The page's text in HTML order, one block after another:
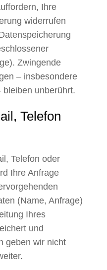
Ihre
widerrufen
Zwingende
– insbesondere
unberührt.
Telefon
Telefon oder
Ihre Anfrage
(Name, Anfrage)
Ihres
und
geben wir nicht